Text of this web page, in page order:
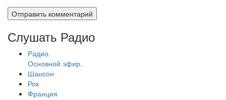
Слушать Радио
Радио.
Основной эфир.
Шансон
Рок
Франция